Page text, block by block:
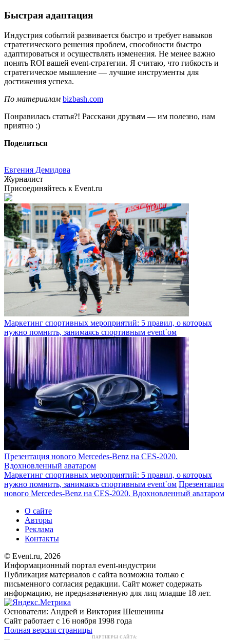
Быстрая адаптация
Индустрия событий развивается быстро и требует навыков
стратегического решения проблем, способности быстро
адаптироваться и осуществлять изменения. Не менее важно
понять ROI вашей event-стратегии. Я считаю, что гибкость и
стратегическое мышление — лучшие инструменты для
достижения успеха.
По материалам bizbash.com
Понравилась статья?! Расскажи друзьям — им полезно, нам
приятно :)
Поделиться
Евгения Демидова
Журналист
Присоединяйтесь к Event.ru
Маркетинг спортивных мероприятий: 5 правил, о которых
нужно помнить, занимаясь спортивным event`ом
Презентация нового Mercedes-Benz на CES-2020.
Вдохновленный аватаром
Маркетинг спортивных мероприятий: 5 правил, о которых
нужно помнить, занимаясь спортивным event`ом Презентация
нового Mercedes-Benz на CES-2020. Вдохновленный аватаром
О сайте
Авторы
Реклама
Контакты
© Event.ru, 2026
Информационный портал event-индустрии
Публикация материалов с сайта возможна только с
письменного согласия редакции. Сайт может содержать
информацию, не предназначенную для лиц младше 18 лет.
Основатели: Андрей и Виктория Шешенины
Сайт работает с 16 ноября 1998 года
Полная версия страницы
ПАРТНЕРЫ САЙТА: